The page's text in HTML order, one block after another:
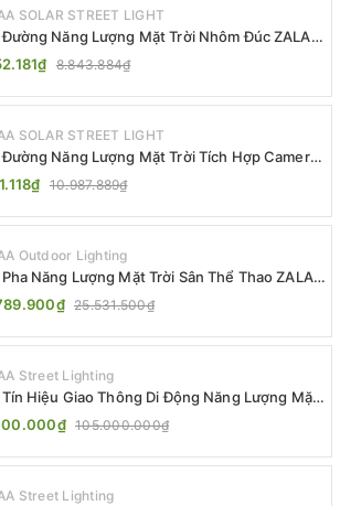
SOLAR STREET LIGHT
Năng Lượng Mặt Trời Nhôm Đúc ZALAA
Cao Cấp IP65
8.843.884₫
SOLAR STREET LIGHT
Năng Lượng Mặt Trời Tích Hợp Camera
ZL-BJ04-CCTV (80W, IP65)
10.987.889₫
Outdoor Lighting
Năng Lượng Mặt Trời Sân Thể Thao ZALAA
Nước IP65 Cao Cấp
25.531.500₫
Street Lighting
Hiệu Giao Thông Di Động Năng Lượng Mặt
ZL-300A-D
105.000.000₫
Street Lighting